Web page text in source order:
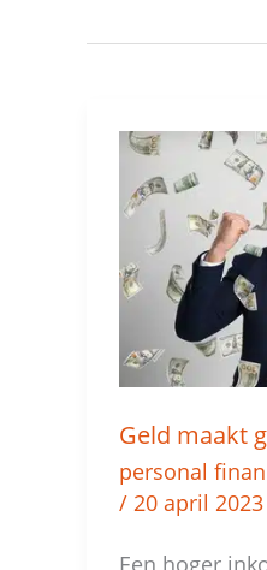
Geld maakt
personal
/ 20 april 2023
Een hoger
Geld
maakt
gelukkig